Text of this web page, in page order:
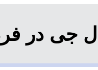
جی در